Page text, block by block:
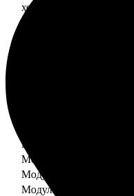
холст в раме 30х40
Модульный холст из
Модульный холст из
Модульный холст из
Модульный холст из